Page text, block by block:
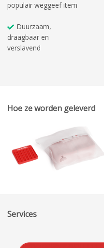
populair weggeef item
Duurzaam,
draagbaar en
verslavend
Hoe ze worden geleverd
Services